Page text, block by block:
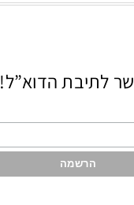
לתיבת הדוא”ל!